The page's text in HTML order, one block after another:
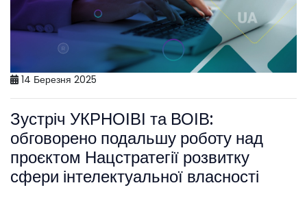
14 Березня 2025
Зустріч УКРНОІВІ та ВОІВ:
обговорено подальшу роботу над
проєктом Нацстратегії розвитку
сфери інтелектуальної власності